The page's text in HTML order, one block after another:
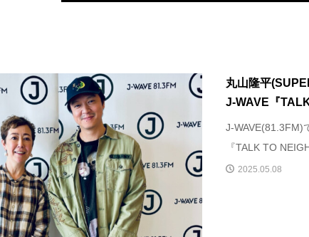
丸山隆平
J-WAVE『
J-WAVE(81.3FM)
『TALK TO
2025.05.08